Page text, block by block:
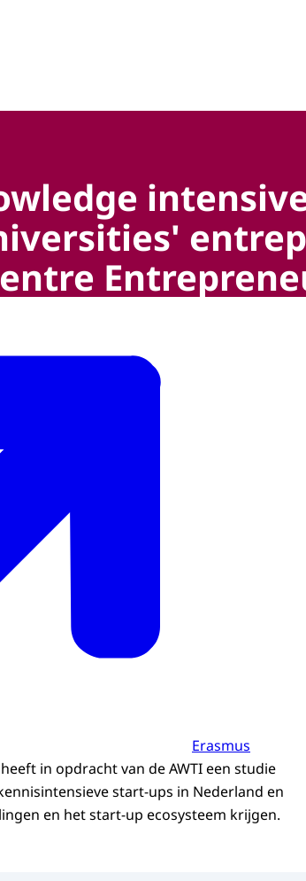
en innovatie
Erasmus
heeft in opdracht van de AWTI een studie
start-ups in Nederland en
en het start-up ecosysteem krijgen.